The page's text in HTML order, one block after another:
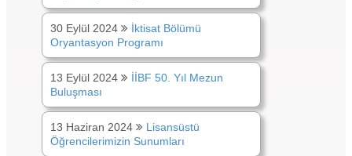
30 Eylül 2024
İktisat Bölümü
Oryantasyon Programı
13 Eylül 2024
İİBF 50. Yıl Mezun
Buluşması
13 Haziran 2024
Lisansüstü
Öğrencilerimizin Sunumları